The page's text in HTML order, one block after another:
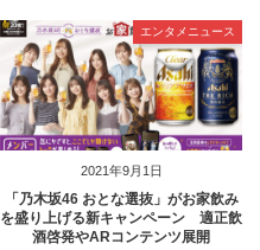
2021年9月1日
エンタメニュース
「乃木坂46 おとな選抜」がお家飲み
を盛り上げる新キャンペーン 適正飲
酒啓発やARコンテンツ展開